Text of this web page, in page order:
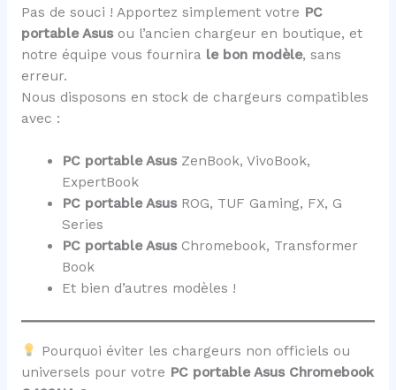
Pas de souci ! Apportez simplement votre PC
portable Asus ou l’ancien chargeur en boutique, et
notre équipe vous fournira le bon modèle, sans
erreur.
Nous disposons en stock de chargeurs compatibles
avec :
PC portable Asus ZenBook, VivoBook,
ExpertBook
PC portable Asus ROG, TUF Gaming, FX, G
Series
PC portable Asus Chromebook, Transformer
Book
Et bien d’autres modèles !
Pourquoi éviter les chargeurs non officiels ou
universels pour votre PC portable Asus Chromebook